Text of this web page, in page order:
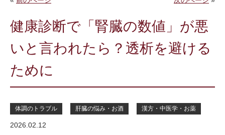
健康診断で「腎臓の数値」が悪
いと言われたら？透析を避ける
ために
体調のトラブル 肝臓の悩み・お酒 漢方・中医学・お薬
2026.02.12